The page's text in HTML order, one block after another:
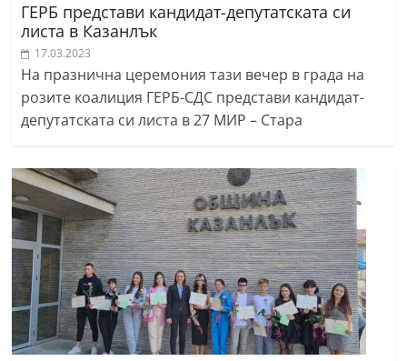
ГЕРБ представи кандидат-депутатската си
листа в Казанлък
17.03.2023
На празнична церемония тази вечер в града на
розите коалиция ГЕРБ-СДС представи кандидат-
депутатската си листа в 27 МИР – Стара